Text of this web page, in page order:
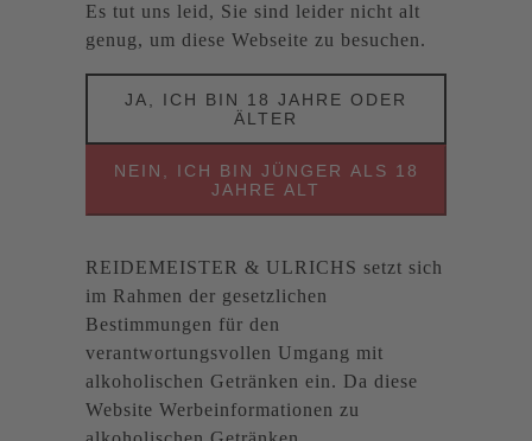
Es tut uns leid, Sie sind leider nicht alt
genug, um diese Webseite zu besuchen.
JA, ICH BIN 18 JAHRE ODER
ÄLTER
NEIN, ICH BIN JÜNGER ALS 18
JAHRE ALT
REIDEMEISTER & ULRICHS setzt sich
im Rahmen der gesetzlichen
Bestimmungen für den
verantwortungsvollen Umgang mit
alkoholischen Getränken ein. Da diese
Website Werbeinformationen zu